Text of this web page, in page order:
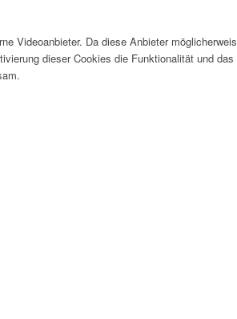
Videoanbieter. Da diese Anbieter
dieser Cookies die Funktionalität und